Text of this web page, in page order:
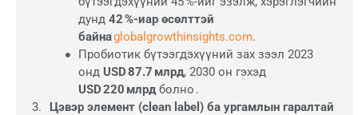
дунд 42 %-иар өсөлттэй
байнаglobalgrowthinsights.com.
Пробиотик бүтээгдэхүүний зах зээл 2023
онд USD 87.7 млрд, 2030 он гэхэд
USD 220 млрдболно .
Цэвэр элемент (clean label) ба ургамлын гаралтай